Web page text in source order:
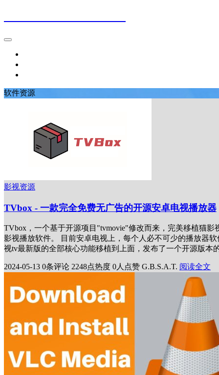
软件资源
影视资源
TVbox - 一款完全免费无广告的开源安卓电视播放器
TVbox，一个基于开源项目"tvmovie"修改而来，完美移植猫
影视播放软件。 目前安卓电视上，每个人必不可少的播放器
视tv最新版的全部核心功能移植到上面，发布了一个开源版
2024-05-13 0条评论 2248点热度 0人点赞 G.B.S.A.T. 阅读全文